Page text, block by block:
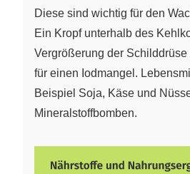
Diese sind wichtig für den
Ein Kropf unterhalb des
Vergrößerung der
für einen Iodmangel.
Beispiel Soja, Käse und
Mineralstoffbomben.